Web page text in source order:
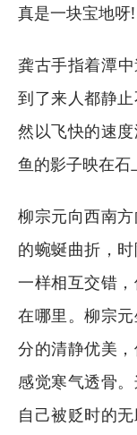
真是一块宝地呀!
龚古手指着潭
到了来人都静
然以飞快的速度
鱼的影子映在石
柳宗元向西南
的蜿蜒曲折，
一样相互交错
在哪里。柳宗
分的清静优美
感觉寒气透骨
自己被贬时的